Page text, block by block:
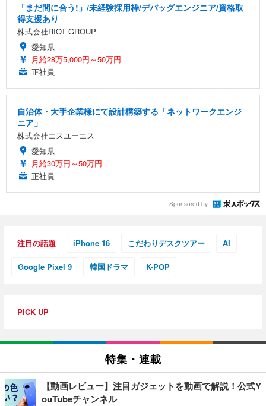
「まだ間に合う!」/未経験採用枠/デバッグエンジニア/資格取
得支援あり
株式会社RIOT GROUP
愛知県
月給28万5,000円～50万円
正社員
自治体・大手企業様にて設計構築する「ネットワークエンジ
ニア」
株式会社エスユーエス
愛知県
月給30万円～50万円
正社員
Sponsored by
注目の話題 iPhone 16 こだわりデスクツアー AI
Google Pixel 9 韓国ドラマ K-POP
PICK UP
特集・連載
【動画レビュー】注目ガジェットを動画で解説！公式Y
ouTubeチャンネル